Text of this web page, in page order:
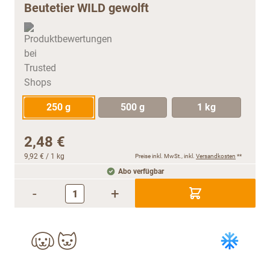
Beutetier WILD gewolft
250 g 500 g 1 kg
2,48 €
9,92 € / 1 kg Preise inkl. MwSt., inkl. Versandkosten **
Abo verfügbar
- +